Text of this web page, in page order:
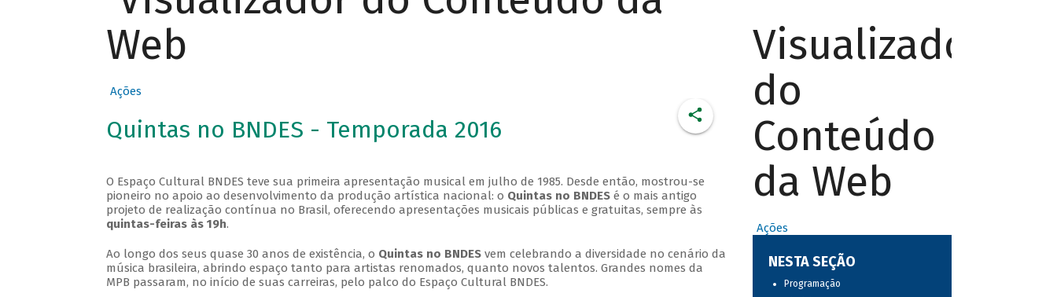
Web
Ações
Quintas no BNDES - Temporada 2016
O Espaço Cultural BNDES teve sua primeira apresentação musical em julho de 1985. Desde então, mostrou-se
pioneiro no apoio ao desenvolvimento da produção artística nacional: o Quintas no BNDESé o mais antigo
projeto de realização contínua no Brasil, oferecendo apresentações musicais públicas e gratuitas, sempre às
quintas-feiras às 19h.
Ao longo dos seus quase 30 anos de existência, o Quintas no BNDESvem celebrando a diversidade no cenário da
música brasileira, abrindo espaço tanto para artistas renomados, quanto novos talentos. Grandes nomes da
MPB passaram, no início de suas carreiras, pelo palco do Espaço Cultural BNDES.
Visualizador
do
Conteúdo
da Web
Ações
NESTA SEÇÃO
Programação